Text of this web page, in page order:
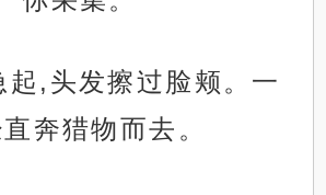
起,头发擦过脸颊。一
奔猎物而去。